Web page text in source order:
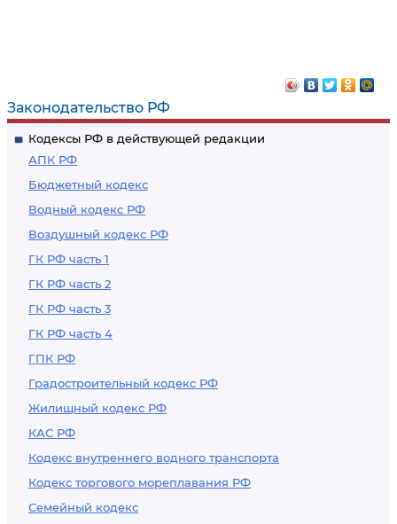
Законодательство РФ
Кодексы РФ в действующей редакции
АПК РФ
Бюджетный кодекс
Водный кодекс РФ
Воздушный кодекс РФ
ГК РФ часть 1
ГК РФ часть 2
ГК РФ часть 3
ГК РФ часть 4
ГПК РФ
Градостроительный кодекс РФ
Жилищный кодекс РФ
КАС РФ
Кодекс внутреннего водного транспорта
Кодекс торгового мореплавания РФ
Семейный кодекс